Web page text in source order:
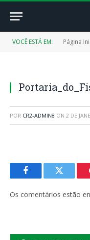
VOCÊ ESTÁ EM: Página
POR CR2-ADMIN8 ON 2 DE
FacebookTwitter
Os comentários estão